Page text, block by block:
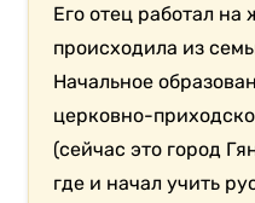
Его отец работал на
происходила из
Начальное
церковно-
(сейчас это город
где и начал учить